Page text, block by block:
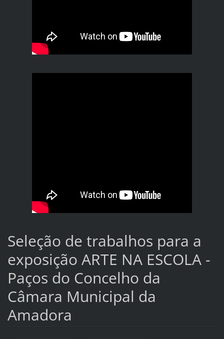
Seleção de trabalhos para a
exposição ARTE NA ESCOLA -
Paços do Concelho da
Câmara Municipal da
Amadora